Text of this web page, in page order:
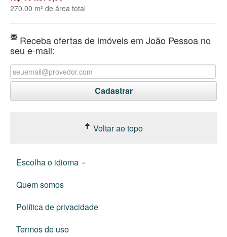
270.00 m² de área total
Receba ofertas de imóveis em João Pessoa no
seu e-mail:
Voltar ao topo
Escolha o idioma
Quem somos
Política de privacidade
Termos de uso